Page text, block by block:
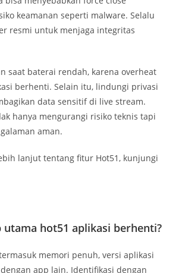
keamanan seperti malware. Selalu
resmi untuk menjaga integritas
saat baterai rendah, karena overheat
berhenti. Selain itu, lindungi privasi
data sensitif di live stream.
hanya mengurangi risiko teknis tapi
aman.
lanjut tentang fitur Hot51, kunjungi
utama hot51 aplikasi berhenti?
memori penuh, versi aplikasi
app lain. Identifikasi dengan